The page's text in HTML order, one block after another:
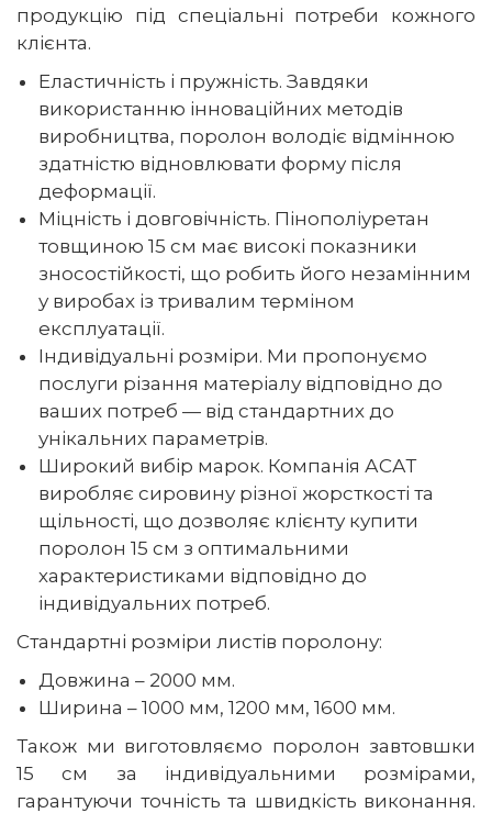
продукцію під спеціальні потреби кожного
клієнта.
Еластичність і пружність. Завдяки
використанню інноваційних методів
виробництва, поролон володіє відмінною
здатністю відновлювати форму після
деформації.
Міцність і довговічність. Пінополіуретан
товщиною 15 см має високі показники
зносостійкості, що робить його незамінним
у виробах із тривалим терміном
експлуатації.
Індивідуальні розміри. Ми пропонуємо
послуги різання матеріалу відповідно до
ваших потреб — від стандартних до
унікальних параметрів.
Широкий вибір марок. Компанія АСАТ
виробляє сировину різної жорсткості та
щільності, що дозволяє клієнту купити
поролон 15 см з оптимальними
характеристиками відповідно до
індивідуальних потреб.
Стандартні розміри листів поролону:
Довжина – 2000 мм.
Ширина – 1000 мм, 1200 мм, 1600 мм.
Також ми виготовляємо поролон завтовшки
15 см за індивідуальними розмірами,
гарантуючи точність та швидкість виконання.